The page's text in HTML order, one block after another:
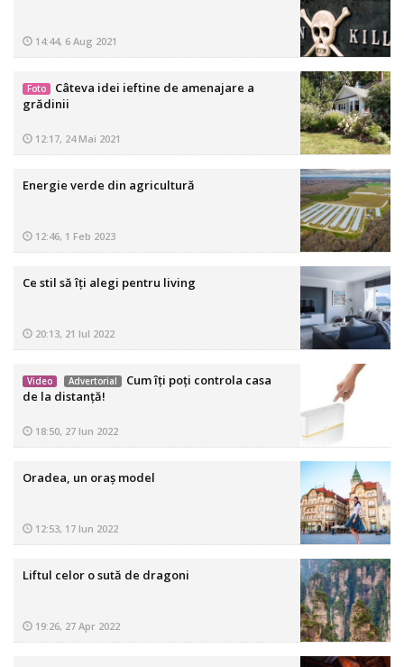
14:44, 6 Aug 2021
Foto
Câteva idei ieftine de amenajare a
grădinii
12:17, 24 Mai 2021
Energie verde din agricultură
12:46, 1 Feb 2023
Ce stil să îți alegi pentru living
20:13, 21 Iul 2022
Video Advertorial
Cum îți poți controla casa
de la distanță!
18:50, 27 Iun 2022
Oradea, un oraș model
12:53, 17 Iun 2022
Liftul celor o sută de dragoni
19:26, 27 Apr 2022